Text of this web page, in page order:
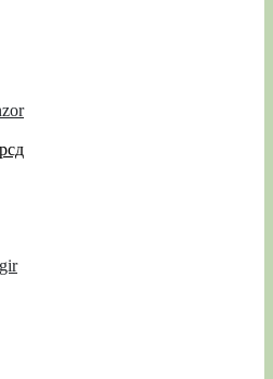
рсд